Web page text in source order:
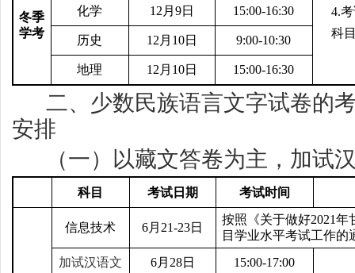
4.
科
冬季
学考
化学 12 月9日 15:00-16:30
历史 12 月10日 9:00-10:30
地理 12 月10日 15:00-16:30
二、少数民族语言文字试卷的
安排
（一）以藏文答卷为主，加试
科目 考试日期 考试时间
信息技术 6月21-23日
按照《关于做好2021
目学业水平考试工作的
加试汉语文
6月28日 15:00-17:00